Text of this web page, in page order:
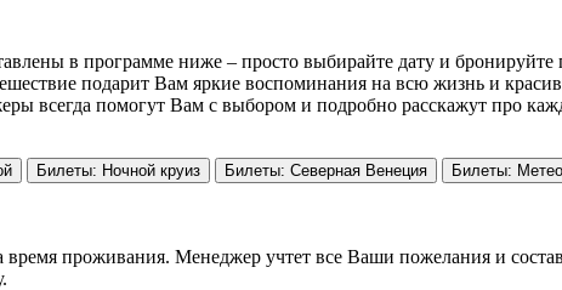
в программе ниже – просто выбирайте дату и
подарит Вам яркие воспоминания на всю жизнь и
всегда помогут Вам с выбором и подробно расскажут про
Билеты: Ночной круиз Билеты: Северная Венеция Билеты:
проживания. Менеджер учтет все Ваши пожелания и